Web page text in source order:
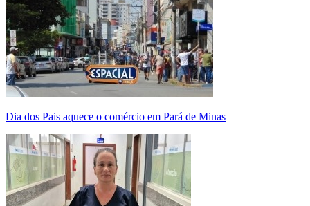
Dia dos Pais aquece o comércio em Pará de Minas